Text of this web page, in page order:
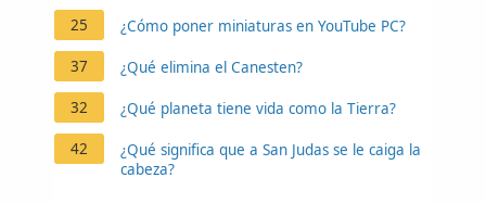
25
¿Cómo poner miniaturas en YouTube PC?
37 ¿Qué elimina el Canesten?
32 ¿Qué planeta tiene vida como la Tierra?
42
¿Qué significa que a San Judas se le caiga la
cabeza?